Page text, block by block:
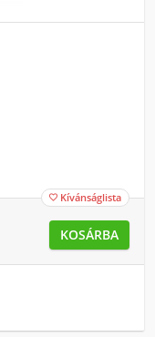
 Kívánságlista
KOSÁRBA